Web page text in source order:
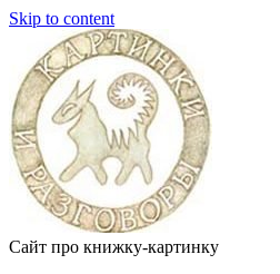
Skip to content
Сайт про книжку-картинку